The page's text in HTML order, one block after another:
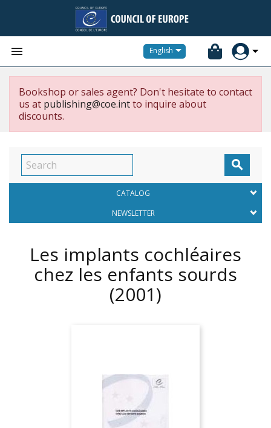
 English
Bookshop or sales agent? Don't hesitate to contact
us at publishing@coe.intto inquire about
discounts.

CATALOG
NEWSLETTER
Les implants cochléaires
chez les enfants sourds
(2001)